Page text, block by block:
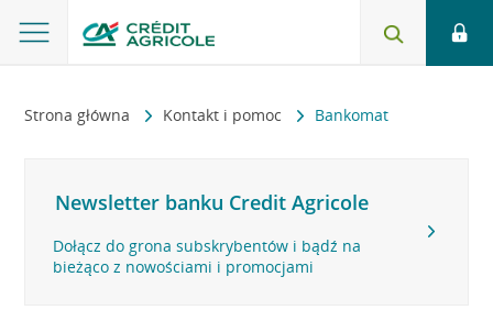
Strona główna Kontakt i pomoc Bankomat
Newsletter banku Credit Agricole
Dołącz do grona subskrybentów i bądź na
bieżąco z nowościami i promocjami